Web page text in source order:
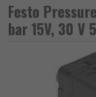
Festo
bar 15V, 30 V